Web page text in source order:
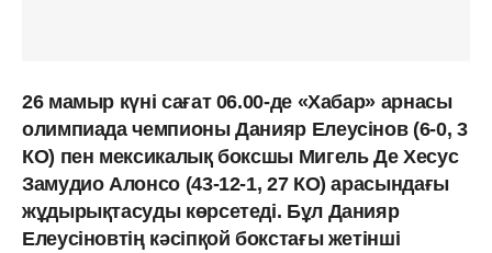
26 мамыр күні сағат 06.00-де «Хабар» арнасы
олимпиада чемпионы Данияр Елеусінов (6-0, 3
КО) пен мексикалық боксшы Мигель Де Хесус
Замудио Алонсо (43-12-1, 27 КО) арасындағы
жұдырықтасуды көрсетеді. Бұл Данияр
Елеусіновтің кәсіпқой бокстағы жетінші